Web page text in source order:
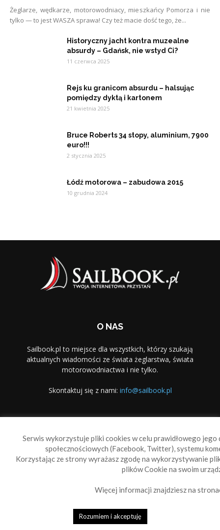
Żeglarze, wędkarze, motorowodniacy, mieszkańcy Pomorza i nie
tylko — to jest WASZA sprawa! Czy też macie dość tego, że...
Historyczny jacht kontra muzealne
absurdy – Gdańsk, nie wstyd Ci?
11 czerwca 2025
Rejs ku granicom absurdu – halsując
pomiędzy dyktą i kartonem
21 kwietnia 2025
Bruce Roberts 34 stopy, aluminium, 7900
euro!!!
2 stycznia 2025
Łódź motorowa – zabudowa 2015
10 grudnia 2024
O NAS
Sailbook.pl to miejsce dla wszystkich, którzy szukają
aktualnych wiadomości ze świata żeglarstwa, świata
motorowodniactwa i nie tylko.
Skontaktuj się z nami: info@sailbook.pl
Reklama
Polityka prywatności
© 2010-2019 Sailbook.pl
Serwis wykorzystuje pliki cookies w celu prawidłowego
społecznościowych (Facebook, Twitter), systemu
Korzystając ze strony wyrażasz zgodę na wykorzystywanie
plików Cookie na swoim
Więcej informacji znajdziesz na
Rozumiem i akceptuję